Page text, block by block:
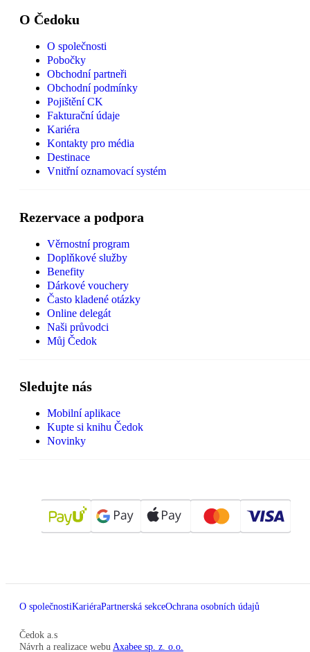
O Čedoku
O společnosti
Pobočky
Obchodní partneři
Obchodní podmínky
Pojištění CK
Fakturační údaje
Kariéra
Kontakty pro média
Destinace
Vnitřní oznamovací systém
Rezervace a podpora
Věrnostní program
Doplňkové služby
Benefity
Dárkové vouchery
Často kladené otázky
Online delegát
Naši průvodci
Můj Čedok
Sledujte nás
Mobilní aplikace
Kupte si knihu Čedok
Novinky
O společnostiKariéraPartnerská sekceOchrana osobních údajů
Čedok a.s
Návrh a realizace webu Axabee sp. z. o.o.